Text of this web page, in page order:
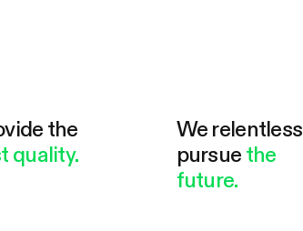
the
quality.
We
pursue the
future.